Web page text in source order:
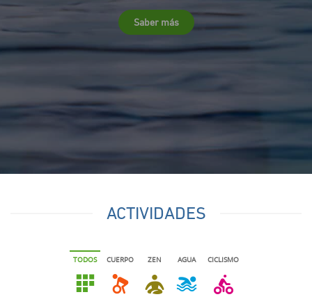
Saber más
ACTIVIDADES
TODOS CUERPO ZEN AGUA CICLISMO